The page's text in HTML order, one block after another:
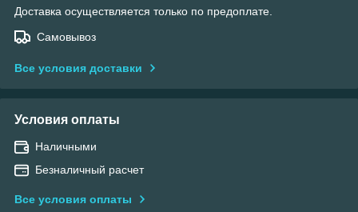
Доставка осуществляется только по предоплате.
Самовывоз
Все условия доставки
Условия оплаты
Наличными
Безналичный расчет
Все условия оплаты